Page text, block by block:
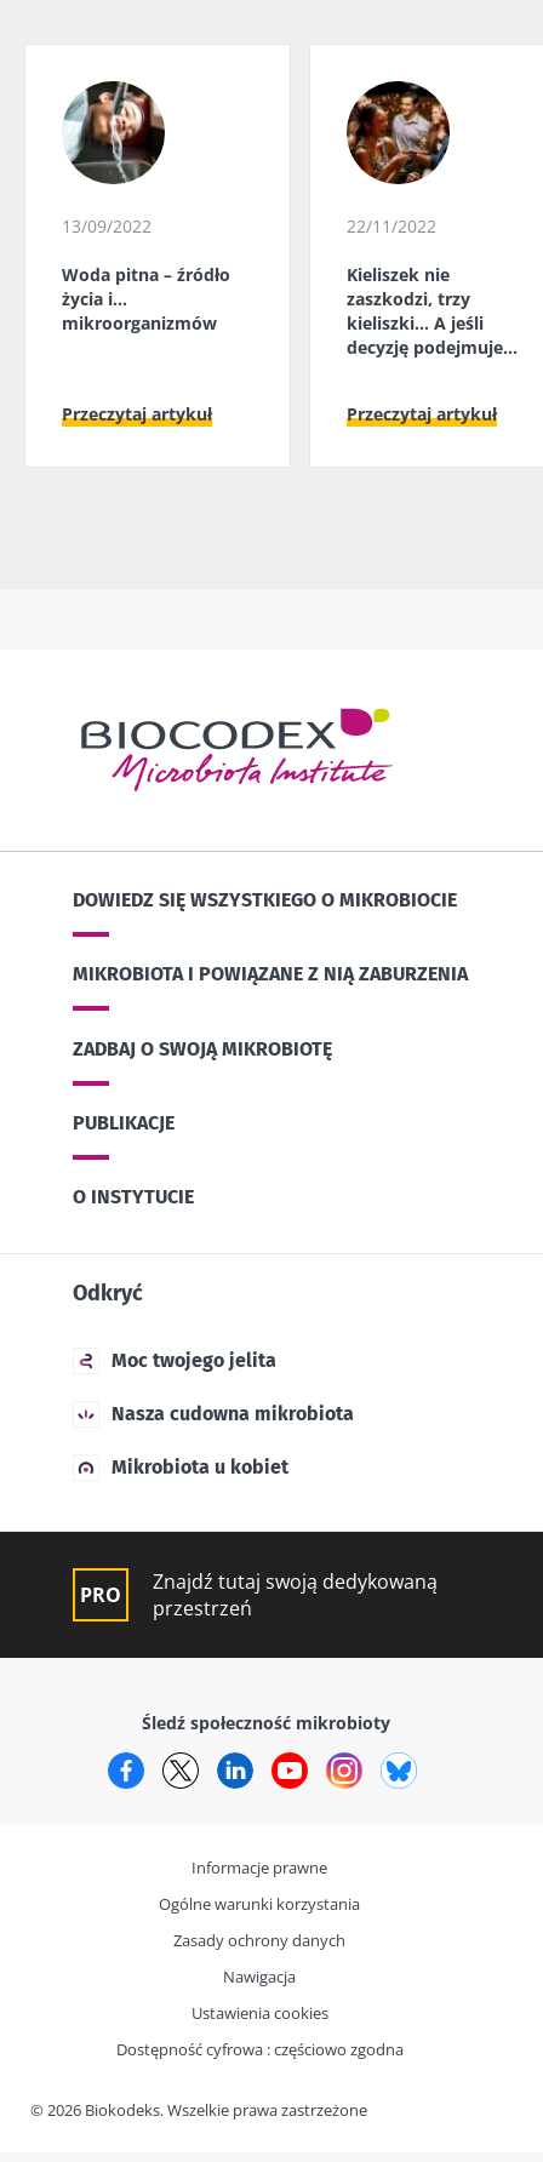
13/09/2022
Woda pitna – źródło
życia i...
mikroorganizmów
Przeczytaj artykuł
22/11/2022
Kieliszek nie
zaszkodzi, trzy
kieliszki... A jeśli
decyzję podejmuje
Przeczytaj artykuł
DOWIEDZ SIĘ WSZYSTKIEGO O MIKROBIOCIE
MIKROBIOTA I POWIĄZANE Z NIĄ ZABURZENIA
ZADBAJ O SWOJĄ MIKROBIOTĘ
PUBLIKACJE
O INSTYTUCIE
Odkryć
Moc twojego jelita
Nasza cudowna mikrobiota
Mikrobiota u kobiet
Znajdź tutaj swoją dedykowaną
przestrzeń
Śledź społeczność mikrobioty
FacebookTwitterLinkedInYouTubeInstagram
© 2026 Biokodeks. Wszelkie prawa zastrzeżone
Informacje prawne
Ogólne warunki korzystania
Zasady ochrony danych
Nawigacja
Ustawienia cookies
Dostępność cyfrowa : częściowo zgodna